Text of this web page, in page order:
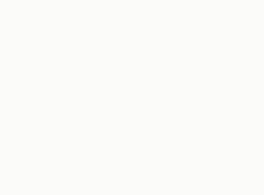
от простого
заказу.
крупнейших